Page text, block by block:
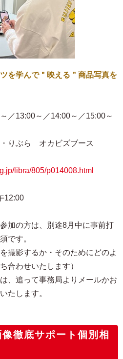
を学んで＂映える＂商品写真を
13:00～／14:00～／15:00～
りぶら オカビズブース
libra/805/p014008.html
12:00
加の方は、別途8月中に事前打
です。
撮影するか・そのためにどのよ
合わせいたします）
、追って事務局よりメールかお
たします。
徹底サポート個別相